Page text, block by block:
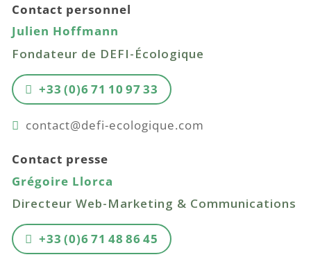
Contact personnel
Julien Hoffmann
Fondateur de DEFI-Écologique
+33 (0)6 71 10 97 33
contact@defi-ecologique.com
Contact presse
Grégoire Llorca
Directeur Web-Marketing & Communications
+33 (0)6 71 48 86 45